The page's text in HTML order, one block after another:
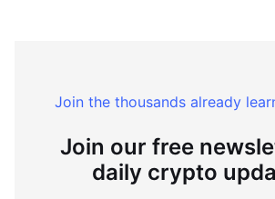
Join the thousands already
Join our free
daily crypto